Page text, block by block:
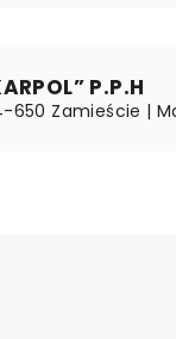
P.P.H
650 Zamieście |